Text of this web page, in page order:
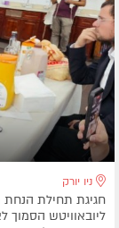
ניו יורק
חגיגת תחילת הנחת
ליובאוויטש הסמוך